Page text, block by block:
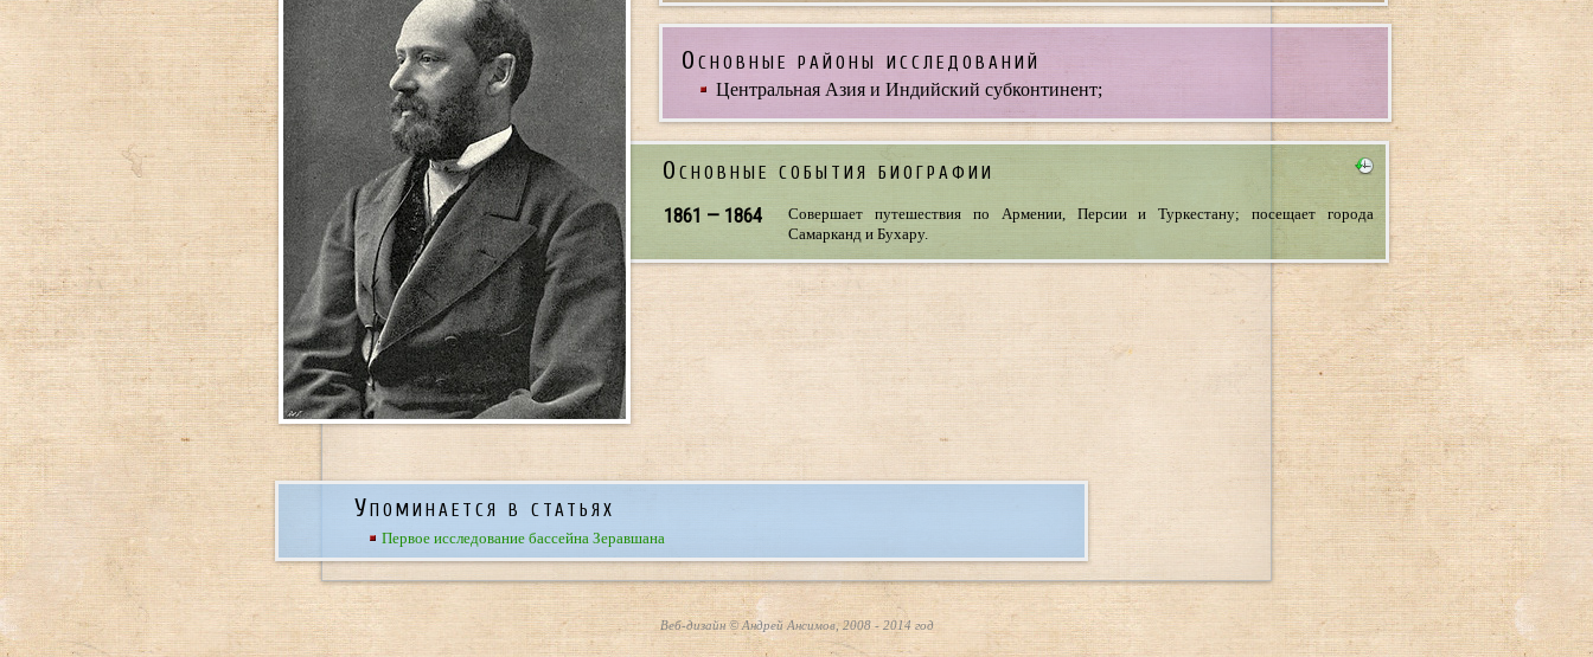
Основные районы исследований
Центральная Азия и Индийский субконтинент;
Основные события биографии
1861 — 1864
Совершает путешествия по Армении, Персии и Туркестану; посещает города
Самарканд и Бухару.
Упоминается в статьях
Первое исследование бассейна Зеравшана
Веб-дизайн © Андрей Ансимов, 2008 - 2014 год